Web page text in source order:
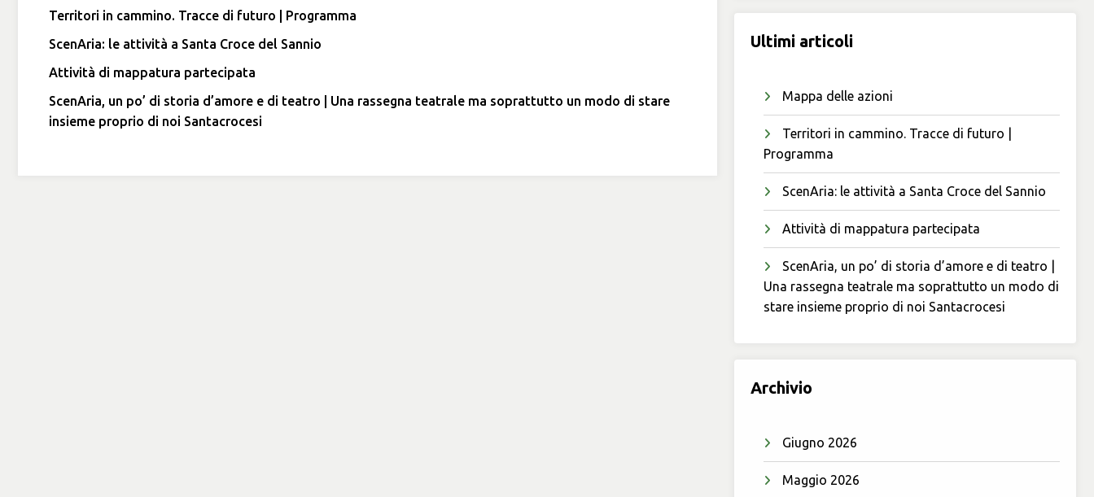
Territori in cammino. Tracce di futuro | Programma
ScenAria: le attività a Santa Croce del Sannio
Attività di mappatura partecipata
ScenAria, un po’ di storia d’amore e di teatro | Una rassegna teatrale ma soprattutto un modo di stare
insieme proprio di noi Santacrocesi
Ultimi articoli
Mappa delle azioni
Territori in cammino. Tracce di futuro |
Programma
ScenAria: le attività a Santa Croce del Sannio
Attività di mappatura partecipata
ScenAria, un po’ di storia d’amore e di teatro |
Una rassegna teatrale ma soprattutto un modo di
stare insieme proprio di noi Santacrocesi
Archivio
Giugno 2026
Maggio 2026